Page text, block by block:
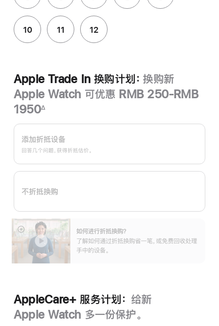
10 11 12
Apple Trade In 换购计划： 换购新
Apple Watch 可优惠 RMB 250-RMB
1950
注
∆
Apple
Trade
换
购
划：
添加折抵设备
回答几个问题，获得折抵估价。
不折抵换购
如何进行折抵换购？
了解如何通过折抵换购省一笔，或免费回收处理
手中的设备。
展
AppleCare+ 服务计划： 给新
Apple Watch 多一份保护。